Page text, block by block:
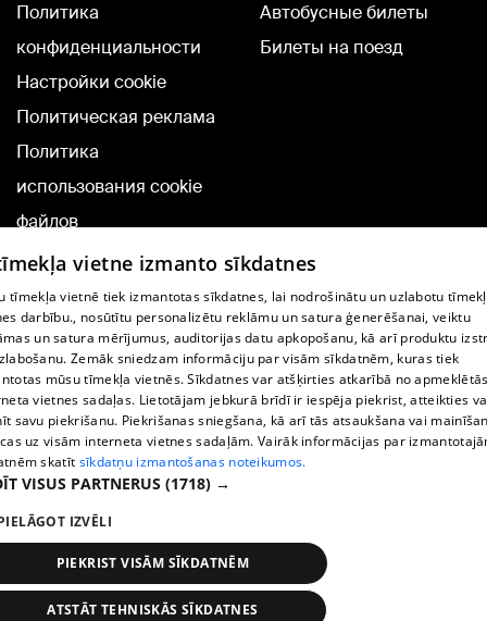
Политика
конфиденциальности
Настройки cookie
Политическая реклама
Политика
использования cookie
файлов
Добавление
комментариев
Автобусные билеты
Билеты на поезд
TВ-программа
Условия договора
360 Ziņu kontakti
Helio Media
Служба помощи портала: э-почта -
All rights reserved.
vietne izmanto sīkdatnes
tīmekļa vietnē tiek izmantotas sīkdatnes, lai nodrošinātu un uzlabotu
darbību., nosūtītu personalizētu reklāmu un satura ģenerēšanai, veiktu
un satura mērījumus, auditorijas datu apkopošanu, kā arī produktu
Zemāk sniedzam informāciju par visām sīkdatnēm, kuras tiek
mūsu tīmekļa vietnēs. Sīkdatnes var atšķirties atkarībā no
vietnes sadaļas. Lietotājam jebkurā brīdī ir iespēja piekrist, atteikties
savu piekrišanu. Piekrišanas sniegšana, kā arī tās atsaukšana vai
uz visām interneta vietnes sadaļām. Vairāk informācijas par
skatīt sīkdatņu izmantošanas noteikumos.
VISUS PARTNERUS (1718) →
IZVĒLI
PIEKRIST VISĀM SĪKDATNĒM
ATSTĀT TEHNISKĀS SĪKDATNES